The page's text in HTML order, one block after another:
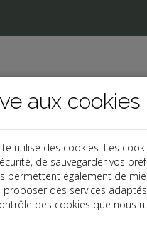
aux cookies
utilise des cookies. Les
de sauvegarder vos
permettent également de
des services
des cookies que nous